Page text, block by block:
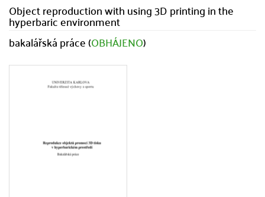
Object reproduction with using 3D printing in the
hyperbaric environment
bakalářská práce (OBHÁJENO)